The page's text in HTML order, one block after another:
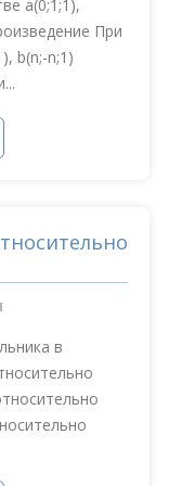
a(0;1;1),
При
b(n;-n;1)
в